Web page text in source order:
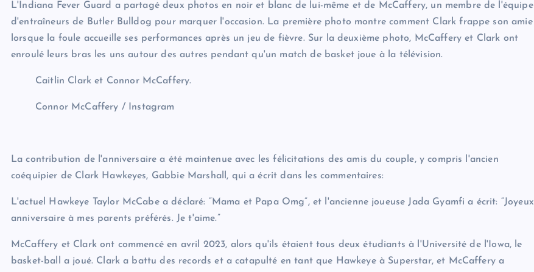
L'Indiana Fever Guard a partagé deux photos en noir et blanc de lui-même et de McCaffery, un membre de l'équipe
d'entraîneurs de Butler Bulldog pour marquer l'occasion. La première photo montre comment Clark frappe son amie
lorsque la foule accueille ses performances après un jeu de fièvre. Sur la deuxième photo, McCaffery et Clark ont ​​
enroulé leurs bras les uns autour des autres pendant qu'un match de basket joue à la télévision.
Caitlin Clark et Connor McCaffery.
Connor McCaffery / Instagram
La contribution de l'anniversaire a été maintenue avec les félicitations des amis du couple, y compris l'ancien
coéquipier de Clark Hawkeyes, Gabbie Marshall, qui a écrit dans les commentaires:
L'actuel Hawkeye Taylor McCabe a déclaré: “Mama et Papa Omg”, et l'ancienne joueuse Jada Gyamfi a écrit: “Joyeux
anniversaire à mes parents préférés. Je t'aime.”
McCaffery et Clark ont ​​commencé en avril 2023, alors qu'ils étaient tous deux étudiants à l'Université de l'Iowa, le
basket-ball a joué. Clark a battu des records et a catapulté en tant que Hawkeye à Superstar, et McCaffery a